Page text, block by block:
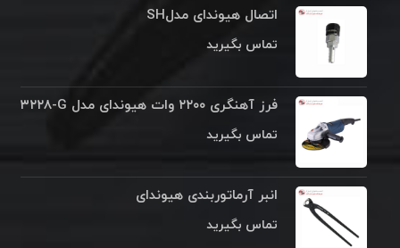
اتصال هیوندای مدلSH
تماس بگیرید
فرز آهنگری ۲۲۰۰ وات هیوندای مدل ‎۳۲۲۸-G
تماس بگیرید
انبر آرماتوربندی هیوندای
تماس بگیرید